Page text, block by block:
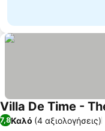
Villa De Time -
7,8Καλό (4 αξιολογήσεις)